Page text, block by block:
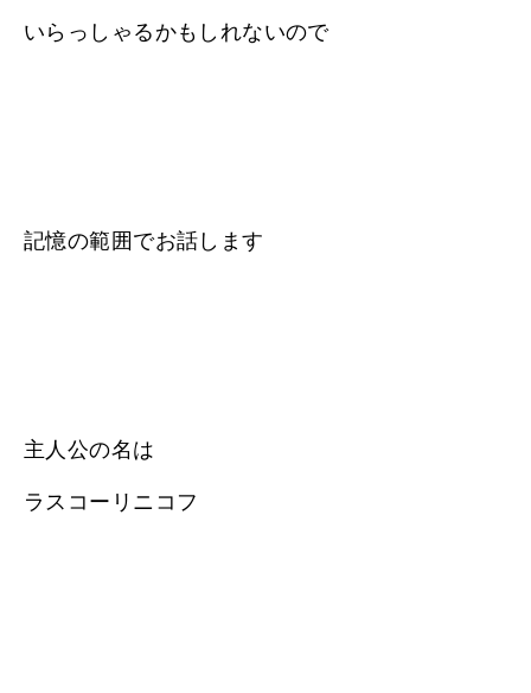
いらっしゃるかもしれないので
記憶の範囲でお話します
主人公の名は
ラスコーリニコフ